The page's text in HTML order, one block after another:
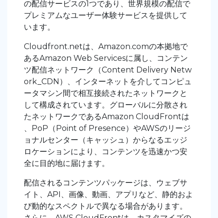
の配信サービスの1つであり、世界規模の配信で
プレミアムなユーザー体験サービスを提供して
います。
Cloudfront.netは、Amazon.comの本拠地で
あるAmazon Web Servicesに属し、コンテン
ツ配信ネットワーク（Content Delivery Netw
ork_CDN）、インターネットを介してコンピュ
ータマシン間で相互接続されたネットワークと
して構成されています。グローバルに分散され
たネットワークであるAmazon CloudFrontは
、PoP（Point of Presence）やAWSのリージ
ョナルセンター（キャッシュ）からなるエッジ
ロケーションにより、コンテンツを迅速かつ安
全に目的地に届けます。
配信されるコンテンツパッケージは、ウェブサ
イト、API、画像、動画、アプリなど、静的およ
び動的なスペクトルで異なる場合があります。